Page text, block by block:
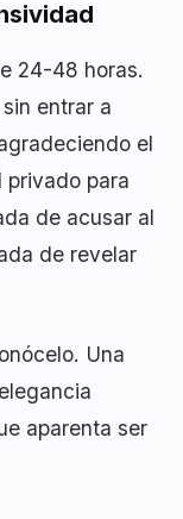
24-48 horas.
entrar a
el
privado para
de acusar al
de revelar
Una
aparenta ser